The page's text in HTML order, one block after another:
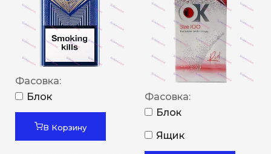
Фасовка:
Блок
В Корзину
Фасовка:
Блок
Ящик